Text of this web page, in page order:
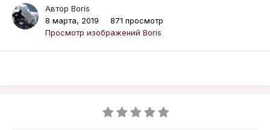
Автор Boris
8 марта, 2019
871 просмотр
Просмотр изображений Boris